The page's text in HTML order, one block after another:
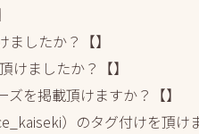
したか？【】
けましたか？【】
を掲載頂けますか？【】
）のタグ付けを頂け